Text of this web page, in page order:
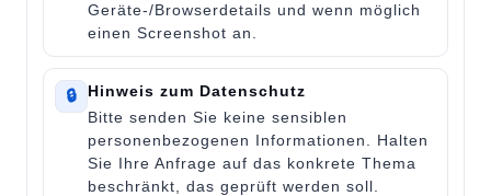
Geräte-/Browserdetails und wenn möglich
einen Screenshot an.
🔒
Hinweis zum Datenschutz
Bitte senden Sie keine sensiblen
personenbezogenen Informationen. Halten
Sie Ihre Anfrage auf das konkrete Thema
beschränkt, das geprüft werden soll.